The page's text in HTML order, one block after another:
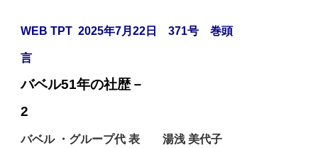
WEB TPT 2025年7月22日 371号 巻頭
言
バベル51年の社歴－
2
バベル ・グループ代 表 湯浅 美代子